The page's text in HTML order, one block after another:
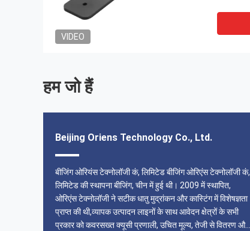
VIDEO
हम जो हैं
Beijing Oriens Technology Co., Ltd.
बीजिंग ओरियंस टेक्नोलॉजी कं, लिमिटेड बीजिंग ओरिएंस टेक्नोलॉजी कं,
लिमिटेड की स्थापना बीजिंग, चीन में हुई थी। 2009 में स्थापित,
ओरिएंस टेक्नोलॉजी ने सटीक धातु मुद्रांकन और कास्टिंग में विशेषज्ञता
प्राप्त की थी,व्यापक उत्पादन लाइनों के साथ आवेदन क्षेत्रों के सभी
प्रकार को कवरसख्त क्यूसी प्रणाली, उचित मूल्य, तेजी से वितरण और
------ जॉन